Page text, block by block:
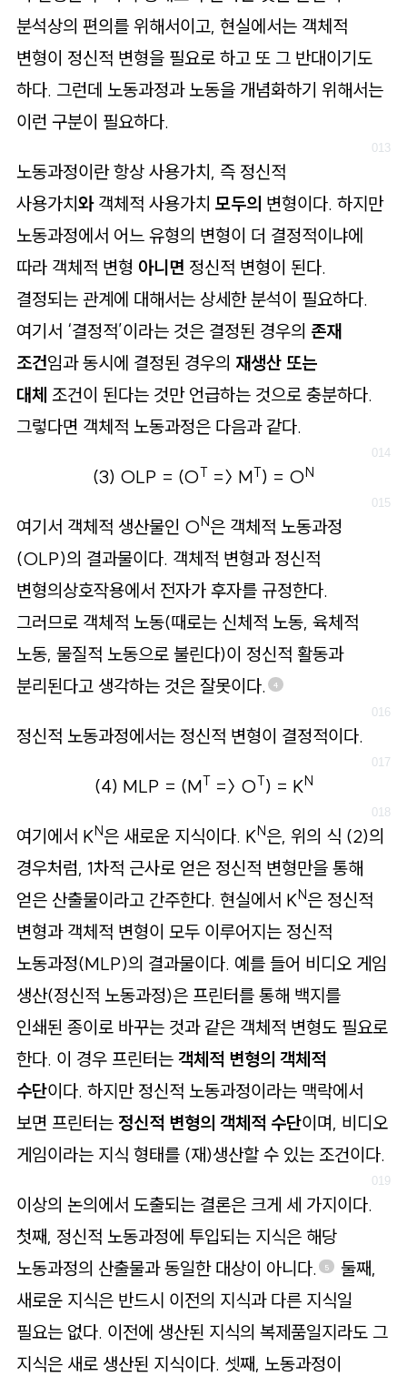
분석상의 편의를 위해서이고, 현실에서는 객체적
변형이 정신적 변형을 필요로 하고 또 그 반대이기도
하다. 그런데 노동과정과 노동을 개념화하기 위해서는
이런 구분이 필요하다.
노동과정이란 항상 사용가치, 즉 정신적
사용가치와객체적 사용가치 모두의 변형이다. 하지만
노동과정에서 어느 유형의 변형이 더 결정적이냐에
따라 객체적 변형 아니면 정신적 변형이 된다.
결정되는 관계에 대해서는 상세한 분석이 필요하다.
여기서 ‘결정적’이라는 것은 결정된 경우의 존재
조건임과 동시에 결정된 경우의 재생산 또는
대체 조건이 된다는 것만 언급하는 것으로 충분하다.
그렇다면 객체적 노동과정은 다음과 같다.
(3) OLP = (OT =〉 MT) = ON
여기서 객체적 생산물인 ON은 객체적 노동과정
(OLP)의 결과물이다. 객체적 변형과 정신적
변형의상호작용에서 전자가 후자를 규정한다.
그러므로 객체적 노동(때로는 신체적 노동, 육체적
노동, 물질적 노동으로 불린다)이 정신적 활동과
분리된다고 생각하는 것은 잘못이다.
4
정신적 노동과정에서는 정신적 변형이 결정적이다.
(4) MLP = (MT =〉 OT) = KN
여기에서 KN은 새로운 지식이다. KN은, 위의 식 (2)의
경우처럼, 1차적 근사로 얻은 정신적 변형만을 통해
얻은 산출물이라고 간주한다. 현실에서 KN은 정신적
변형과 객체적 변형이 모두 이루어지는 정신적
노동과정(MLP)의 결과물이다. 예를 들어 비디오 게임
생산(정신적 노동과정)은 프린터를 통해 백지를
인쇄된 종이로 바꾸는 것과 같은 객체적 변형도 필요로
한다. 이 경우 프린터는 객체적 변형의 객체적
수단이다. 하지만 정신적 노동과정이라는 맥락에서
보면 프린터는 정신적 변형의 객체적 수단이며, 비디오
게임이라는 지식 형태를 (재)생산할 수 있는 조건이다.
이상의 논의에서 도출되는 결론은 크게 세 가지이다.
첫째, 정신적 노동과정에 투입되는 지식은 해당
노동과정의 산출물과 동일한 대상이 아니다.
5
둘째,
새로운 지식은 반드시 이전의 지식과 다른 지식일
필요는 없다. 이전에 생산된 지식의 복제품일지라도 그
지식은 새로 생산된 지식이다. 셋째, 노동과정이